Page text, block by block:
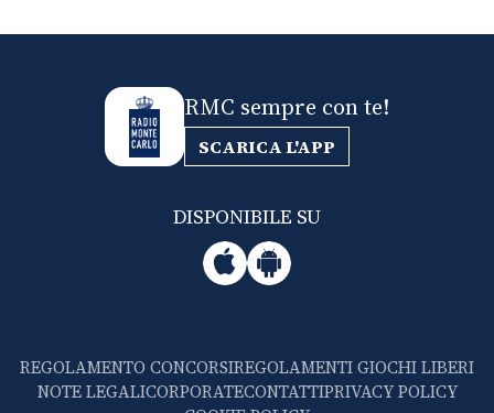
RMC sempre con te!
SCARICA L'APP
DISPONIBILE SU
REGOLAMENTO CONCORSIREGOLAMENTI GIOCHI LIBERI
NOTE LEGALICORPORATECONTATTIPRIVACY POLICY